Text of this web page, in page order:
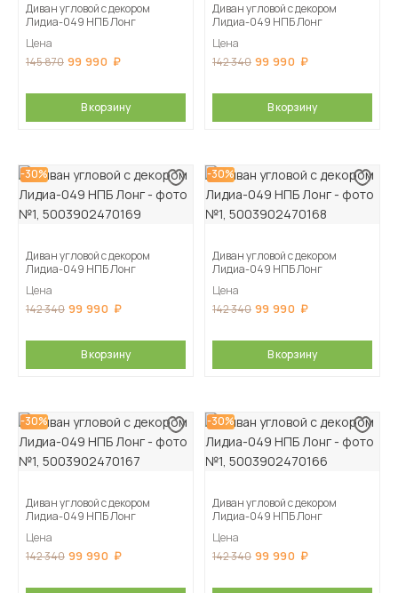
Диван угловой с декором
Лидиа-049 НПБ Лонг
Цена
145 870 99 990
В корзину
Диван угловой с декором
Лидиа-049 НПБ Лонг
Цена
142 340 99 990
В корзину
-30%
Диван угловой с декором
Лидиа-049 НПБ Лонг
Цена
142 340 99 990
В корзину
-30%
Диван угловой с декором
Лидиа-049 НПБ Лонг
Цена
142 340 99 990
В корзину
-30%
Диван угловой с декором
Лидиа-049 НПБ Лонг
Цена
142 340 99 990
-30%
Диван угловой с декором
Лидиа-049 НПБ Лонг
Цена
142 340 99 990